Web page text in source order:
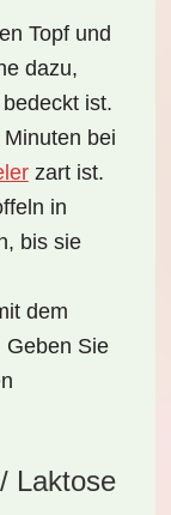
Topf und
dazu,
ist.
bei
zart ist.
in
bis sie
dem
Geben Sie
Laktose